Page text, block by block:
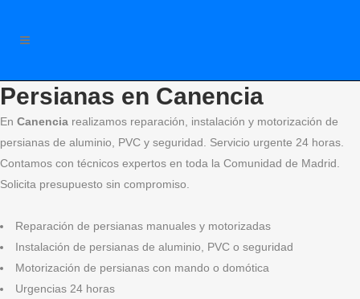
Persianas en Canencia
En Canencia realizamos reparación, instalación y motorización de
persianas de aluminio, PVC y seguridad. Servicio urgente 24 horas.
Contamos con técnicos expertos en toda la Comunidad de Madrid.
Solicita presupuesto sin compromiso.
Reparación de persianas manuales y motorizadas
Instalación de persianas de aluminio, PVC o seguridad
Motorización de persianas con mando o domótica
Urgencias 24 horas